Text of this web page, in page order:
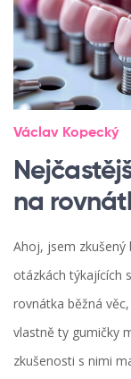
Václav Kopecký
na
Ahoj, jsem zkušený
otázkách týkajících
rovnátka běžná
vlastně ty gumičky
zkušenosti s nimi